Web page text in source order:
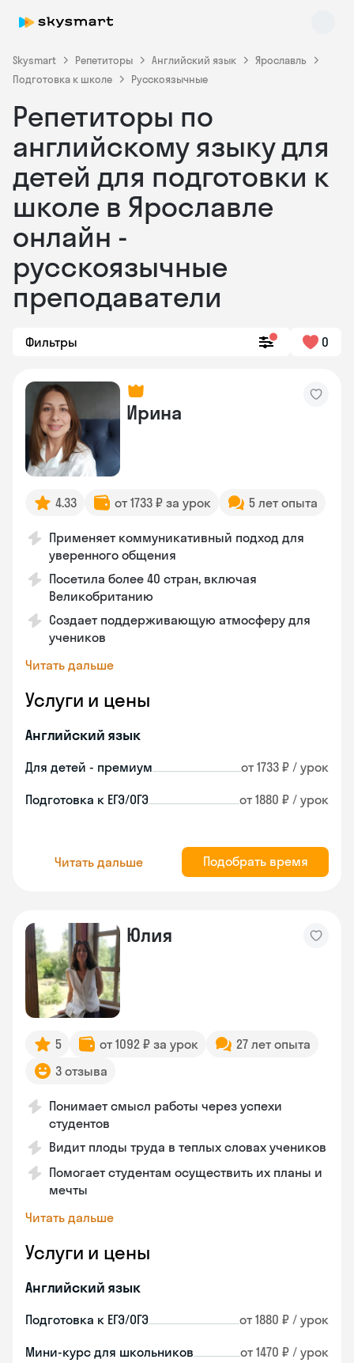
Skysmart Репетиторы Английский язык
Ярославль
Подготовка к школе
Русскоязычные
Репетиторы по
английскому языку для
детей для подготовки к
школе в Ярославле
онлайн -
русскоязычные
преподаватели
Фильтры 0
Ирина
4.33 от 1733 ₽ за урок 5 лет опыта
Применяет коммуникативный подход для
уверенного общения
Посетила более 40 стран, включая
Великобританию
Создает поддерживающую атмосферу для
учеников
Читать дальше
Услуги и цены
Английский язык
Для детей - премиум от 1733 ₽ / урок
Подготовка к ЕГЭ/ОГЭ от 1880 ₽ / урок
Читать дальше Подобрать время
Юлия
5 от 1092 ₽ за урок
27 лет опыта
3 отзыва
Понимает смысл работы через успехи
студентов
Видит плоды труда в теплых словах учеников
Помогает студентам осуществить их планы и
мечты
Читать дальше
Услуги и цены
Английский язык
Подготовка к ЕГЭ/ОГЭ от 1880 ₽ / урок
Мини-курс для школьников от 1470 ₽ / урок
Skysmart Chat